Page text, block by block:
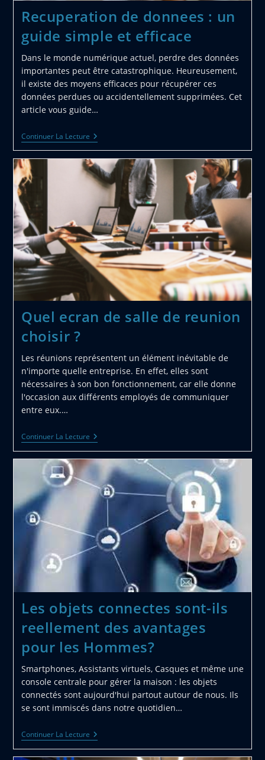
Recuperation de donnees : un
guide simple et efficace
Dans le monde numérique actuel, perdre des données
importantes peut être catastrophique. Heureusement,
il existe des moyens efficaces pour récupérer ces
données perdues ou accidentellement supprimées. Cet
article vous guide…
Continuer La LectureRecuperation
De
:
Un
Guide
Simple
Efficace
Quel ecran de salle de reunion
choisir ?
Les réunions représentent un élément inévitable de
n'importe quelle entreprise. En effet, elles sont
nécessaires à son bon fonctionnement, car elle donne
l'occasion aux différents employés de communiquer
entre eux.…
Continuer La LectureQuel
Ecran
Salle
Reunion
Choisir
?
Les objets connectes sont-ils
reellement des avantages
pour les Hommes?
Smartphones, Assistants virtuels, Casques et même une
console centrale pour gérer la maison : les objets
connectés sont aujourd'hui partout autour de nous. Ils
se sont immiscés dans notre quotidien…
Continuer La LectureLes
Objets
Connectes